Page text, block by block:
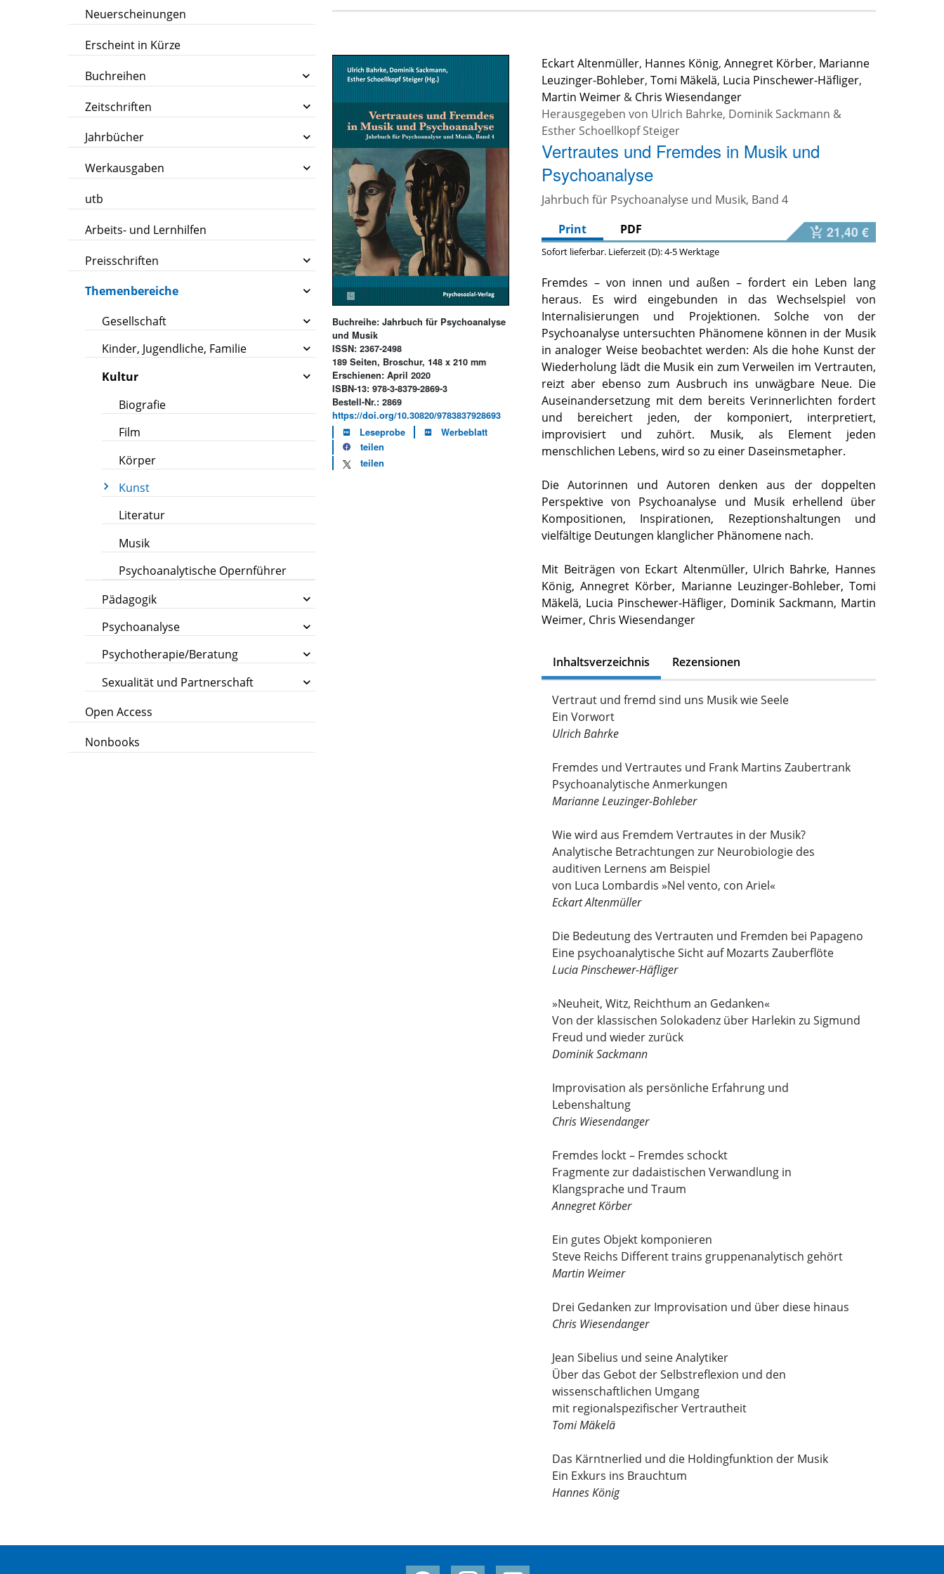
Neuerscheinungen
Erscheint in Kürze
Buchreihen
Zeitschriften
Jahrbücher
Werkausgaben
utb
Arbeits- und Lernhilfen
Preisschriften
Themenbereiche
Gesellschaft
Kinder, Jugendliche, Familie
Kultur
Biografie
Film
Körper
Kunst
Literatur
Musik
Psychoanalytische Opernführer
Pädagogik
Psychoanalyse
Psychotherapie/Beratung
Sexualität und Partnerschaft
Open Access
Nonbooks
Buchreihe: Jahrbuch für Psychoanalyse
und Musik
ISSN: 2367-2498
189 Seiten, Broschur, 148 x 210 mm
Erschienen: April 2020
ISBN-13: 978-3-8379-2869-3
Bestell-Nr.: 2869
https://doi.org/10.30820/9783837928693
Leseprobe
Werbeblatt
teilen
teilen
Eckart Altenmüller, Hannes König,Annegret Körber, Marianne
Leuzinger-Bohleber,Tomi Mäkelä, Lucia Pinschewer-Häfliger,
Martin Weimer & Chris Wiesendanger
Herausgegeben von Ulrich Bahrke, Dominik Sackmann &
Esther Schoellkopf Steiger
Vertrautes und Fremdes in Musik und
Psychoanalyse
Jahrbuch für Psychoanalyse und Musik, Band 4
Print
PDF 21,40 €
Sofort lieferbar. Lieferzeit (D): 4-5 Werktage
Fremdes – von innen und außen – fordert ein Leben lang
heraus. Es wird eingebunden in das Wechselspiel von
Internalisierungen und Projektionen. Solche von der
Psychoanalyse untersuchten Phänomene können in der Musik
in analoger Weise beobachtet werden: Als die hohe Kunst der
Wiederholung lädt die Musik ein zum Verweilen im Vertrauten,
reizt aber ebenso zum Ausbruch ins unwägbare Neue. Die
Auseinandersetzung mit dem bereits Verinnerlichten fordert
und bereichert jeden, der komponiert, interpretiert,
improvisiert und zuhört. Musik, als Element jeden
menschlichen Lebens, wird so zu einer Daseinsmetapher.
Die Autorinnen und Autoren denken aus der doppelten
Perspektive von Psychoanalyse und Musik erhellend über
Kompositionen, Inspirationen, Rezeptionshaltungen und
vielfältige Deutungen klanglicher Phänomene nach.
Mit Beiträgen von Eckart Altenmüller, Ulrich Bahrke, Hannes
König, Annegret Körber, Marianne Leuzinger-Bohleber, Tomi
Mäkelä, Lucia Pinschewer-Häfliger, Dominik Sackmann, Martin
Weimer, Chris Wiesendanger
Inhaltsverzeichnis Rezensionen
Vertraut und fremd sind uns Musik wie Seele
Ein Vorwort
Ulrich Bahrke
Fremdes und Vertrautes und Frank Martins Zaubertrank
Psychoanalytische Anmerkungen
Marianne Leuzinger-Bohleber
Wie wird aus Fremdem Vertrautes in der Musik?
Analytische Betrachtungen zur Neurobiologie des
auditiven Lernens am Beispiel
von Luca Lombardis »Nel vento, con Ariel«
Eckart Altenmüller
Die Bedeutung des Vertrauten und Fremden bei Papageno
Eine psychoanalytische Sicht auf Mozarts Zauberflöte
Lucia Pinschewer-Häfliger
»Neuheit, Witz, Reichthum an Gedanken«
Von der klassischen Solokadenz über Harlekin zu Sigmund
Freud und wieder zurück
Dominik Sackmann
Improvisation als persönliche Erfahrung und
Lebenshaltung
Chris Wiesendanger
Fremdes lockt – Fremdes schockt
Fragmente zur dadaistischen Verwandlung in
Klangsprache und Traum
Annegret Körber
Ein gutes Objekt komponieren
Steve Reichs Different trains gruppenanalytisch gehört
Martin Weimer
Drei Gedanken zur Improvisation und über diese hinaus
Chris Wiesendanger
Jean Sibelius und seine Analytiker
Über das Gebot der Selbstreflexion und den
wissenschaftlichen Umgang
mit regionalspezifischer Vertrautheit
Tomi Mäkelä
Das Kärntnerlied und die Holdingfunktion der Musik
Ein Exkurs ins Brauchtum
Hannes König